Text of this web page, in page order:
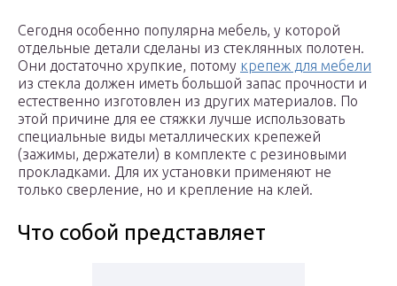
Сегодня особенно популярна мебель, у которой
отдельные детали сделаны из стеклянных полотен.
Они достаточно хрупкие, потому крепеж для мебели
из стекла должен иметь большой запас прочности и
естественно изготовлен из других материалов. По
этой причине для ее стяжки лучше использовать
специальные виды металлических крепежей
(зажимы, держатели) в комплекте с резиновыми
прокладками. Для их установки применяют не
только сверление, но и крепление на клей.
Что собой представляет